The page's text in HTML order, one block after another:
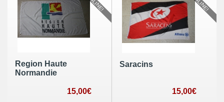
Region Haute
Normandie
15,00€
Saracins
15,00€